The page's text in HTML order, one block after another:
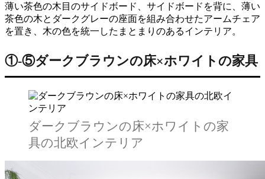
薄い茶色の木目のサイドボード、サイドボードを背に、薄い
茶色の木とダークグレーの座面を組み合わせたアームチェア
を置き、木の色を統一したまとまりのあるインテリア。
①‐⑤ダークブラウンの床×ホワイトの家具
ダークブラウンの床×ホワイトの家
具の北欧インテリア